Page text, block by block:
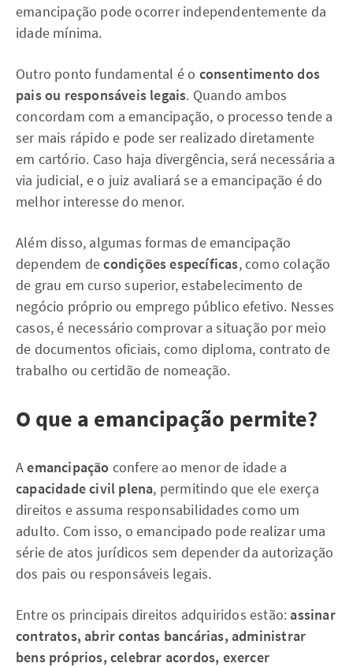
emancipação pode ocorrer independentemente da
idade mínima.
Outro ponto fundamental é o consentimento dos
pais ou responsáveis legais. Quando ambos
concordam com a emancipação, o processo tende a
ser mais rápido e pode ser realizado diretamente
em cartório. Caso haja divergência, será necessária a
via judicial, e o juiz avaliará se a emancipação é do
melhor interesse do menor.
Além disso, algumas formas de emancipação
dependem decondições específicas, como colação
de grau em curso superior, estabelecimento de
negócio próprio ou emprego público efetivo. Nesses
casos, é necessário comprovar a situação por meio
de documentos oficiais, como diploma, contrato de
trabalho ou certidão de nomeação.
O que a emancipação permite?
Aemancipação confere ao menor de idade a
capacidade civil plena, permitindo que ele exerça
direitos e assuma responsabilidades como um
adulto. Com isso, o emancipado pode realizar uma
série de atos jurídicos sem depender da autorização
dos pais ou responsáveis legais.
Entre os principais direitos adquiridos estão: assinar
contratos, abrir contas bancárias, administrar
bens próprios, celebrar acordos, exercer